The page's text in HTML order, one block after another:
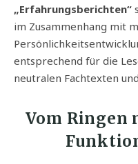
„Erfahrungsberichten“
im Zusammenhang mit
entsprechend für die
neutralen Fachtexten
Vom Ringen